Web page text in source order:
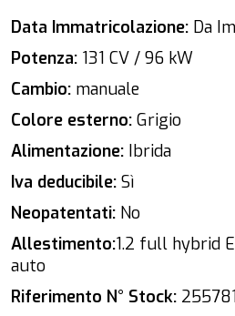
Data Immatricolazione:Da
Potenza:131 CV / 96 kW
Cambio:manuale
Colore esterno:Grigio
Alimentazione:Ibrida
Iva deducibile:Sì
Neopatentati:No
Allestimento:1.2 full hybrid
auto
Riferimento N° Stock: